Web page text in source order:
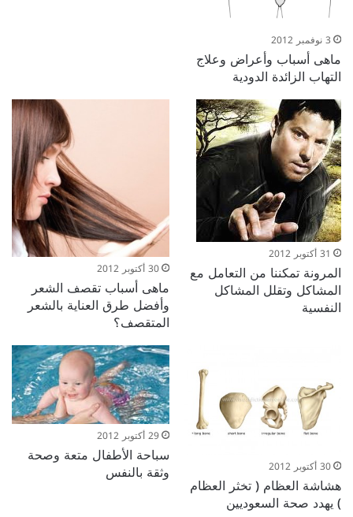
3 نوفمبر 2012
ماهى أسباب وأعراض وعلاج
التهاب الزائدة الدودية
31 أكتوبر 2012
المرونة تمكننا من التعامل مع
المشاكل وتقلل المشاكل
النفسية
30 أكتوبر 2012
ماهى أسباب تقصف الشعر
وأفضل طرق العناية بالشعر
المتقصف؟
30 أكتوبر 2012
هشاشة العظام ( تخثر العظام
) يهدد صحة السعوديين
29 أكتوبر 2012
سباحة الأطفال متعة وصحة
وثقة بالنفس